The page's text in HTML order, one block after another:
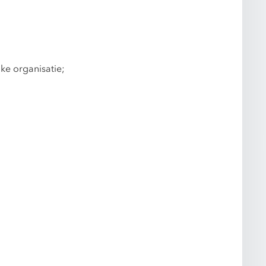
organisatie;